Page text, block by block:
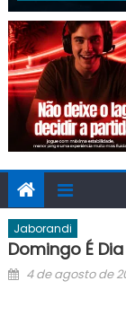
Jaborandi
Domingo É
Posted
4 de agosto de